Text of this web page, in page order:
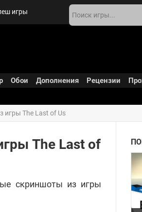
игры
Обои Дополнения Рецензии
игры The Last of Us
The Last of
скриншоты из игры